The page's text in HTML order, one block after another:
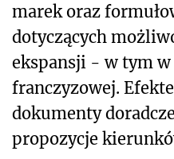
marek oraz
dotyczących
ekspansji - w tym
franczyzowej.
dokumenty
propozycje